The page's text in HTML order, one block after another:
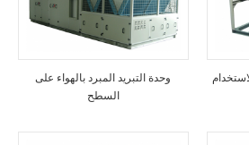
وحدة التبريد المبرد بالهواء على
السطح